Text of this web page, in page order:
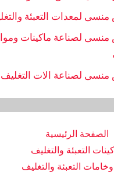
لمعدات التعبئة
لصناعة ماكينات
لصناعة الات التغليف
الصفحة الرئيسية
التعبئة والتغليف
التعبئة والتغليف